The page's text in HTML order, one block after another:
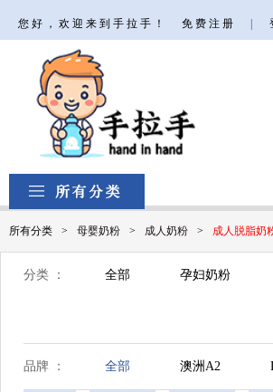
您好，欢迎来到手拉手！ 免费注册
所有分类 > 母婴奶粉 > 成人奶粉 > 成人脱脂奶
分类 ： 全部 孕妇奶粉
品牌 ： 全部 澳洲A2